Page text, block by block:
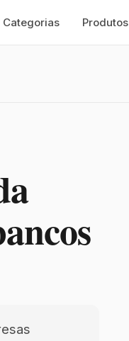
Categorias Produtos